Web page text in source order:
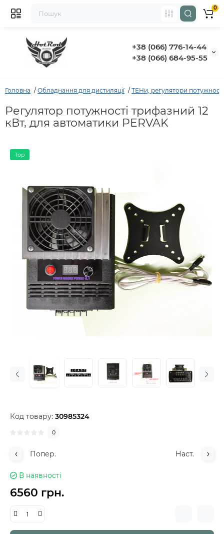
+38 (066) 776-14-44
‭+38 (066) 684-95-55‬
0
Головна Обладнання для дистиляції ТЕНи, регулятори
Регулятор потужності трифазний 12
кВт, для автоматики PERVAK
Top
Код товару: 30985324
0
Попер. Наст.
В наявності
6560 грн.